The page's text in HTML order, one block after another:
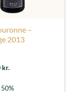
–
2013
kr.